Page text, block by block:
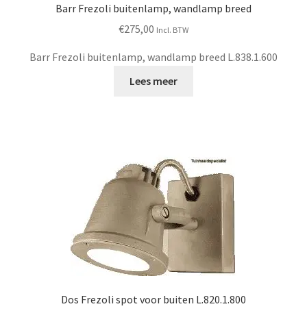
Barr Frezoli buitenlamp, wandlamp breed
€275,00 Incl. BTW
Barr Frezoli buitenlamp, wandlamp breed L.838.1.600
Lees meer
Dos Frezoli spot voor buiten L.820.1.800